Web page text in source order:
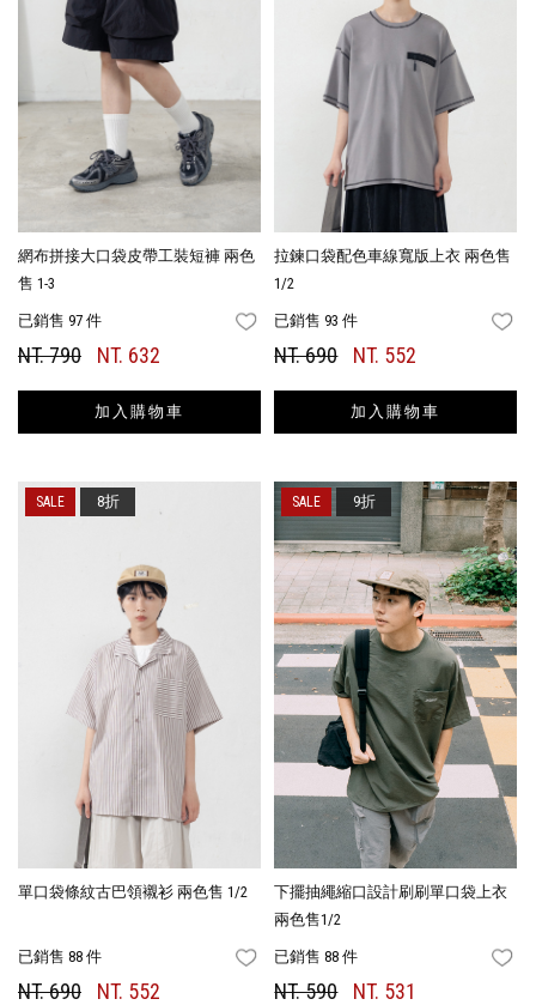
網布拼接大口袋皮帶工裝短褲 兩色
售 1-3
已銷售 97 件 FAVORITES
NT. 790 NT. 632
加入購物車
拉鍊口袋配色車線寬版上衣 兩色售
1/2
已銷售 93 件
NT. 690 NT. 552
加入購物車
單口袋條紋古巴領襯衫 兩色售 1/2
已銷售 88 件 FAVORITES
NT. 690 NT. 552
8折
下擺抽繩縮口設計刷刷單口袋上衣
兩色售1/2
已銷售 88 件
NT. 590 NT. 531
9折